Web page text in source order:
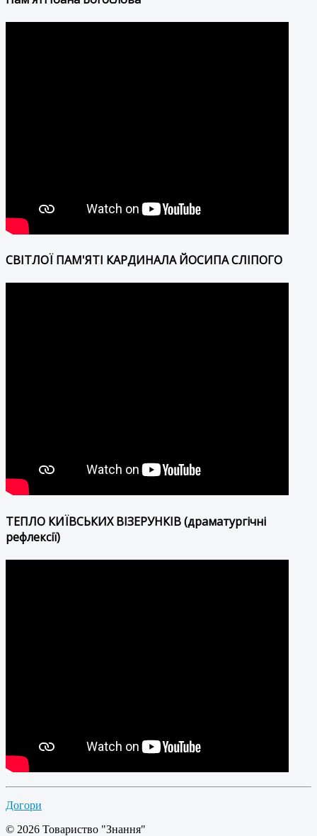
СВІТЛОЇ ПАМ'ЯТІ КАРДИНАЛА ЙОСИПА СЛІПОГО
ТЕПЛО КИЇВСЬКИХ ВІЗЕРУНКІВ (драматургічні
рефлексії)
Догори
© 2026 Товариство "Знання"